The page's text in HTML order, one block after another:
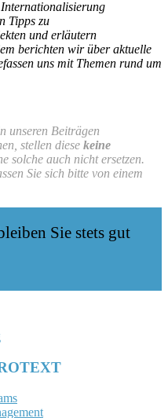
Tipps zu
und erläutern
berichten wir über aktuelle
uns mit Themen rund um
unseren Beiträgen
stellen diese keine
solche auch nicht ersetzen.
Sie sich bitte von einem
Sie stets gut